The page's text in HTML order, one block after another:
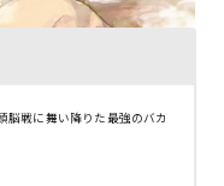
戦に舞い降りた最強のバカ